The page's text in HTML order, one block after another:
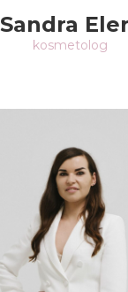
Sandra
kosmetolog